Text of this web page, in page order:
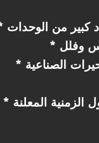
كبير من الوحدات
وفلل
الصناعية
المعلنة